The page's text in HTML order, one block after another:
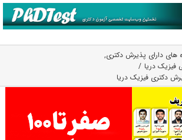
های دارای پذیرش دکتری,
فیزیک دریا
دکتری فیزیک درﻳﺎ